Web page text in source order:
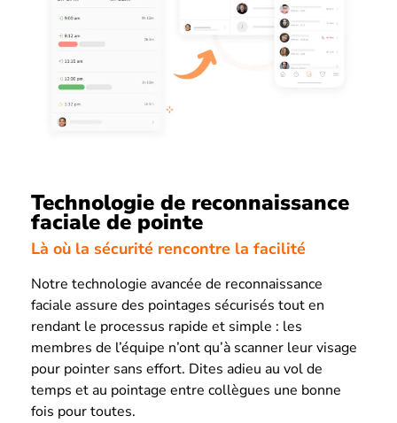
Technologie de reconnaissance
faciale de pointe
Là où la sécurité rencontre la facilité
Notre technologie avancée de reconnaissance
faciale assure des pointages sécurisés tout en
rendant le processus rapide et simple : les
membres de l’équipe n’ont qu’à scanner leur visage
pour pointer sans effort. Dites adieu au vol de
temps et au pointage entre collègues une bonne
fois pour toutes.